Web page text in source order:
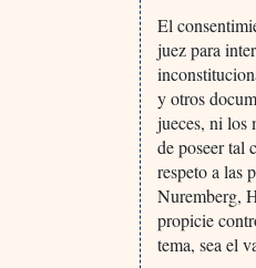
El
juez para
y otros
jueces, ni los
de poseer tal
respeto a las
Nuremberg,
propicie
tema, sea el